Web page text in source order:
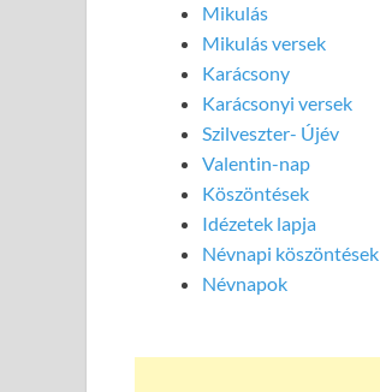
Mikulás
Mikulás versek
Karácsony
Karácsonyi versek
Szilveszter- Újév
Valentin-nap
Köszöntések
Idézetek lapja
Névnapi köszöntések
Névnapok